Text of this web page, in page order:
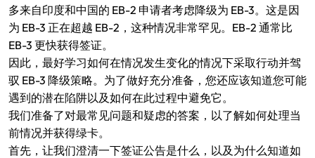
多来自印度和中国的 EB-2 申请者考虑降级为 EB-3。这是因
为 EB-3 正在超越 EB-2，这种情况非常罕见。EB-2 通常比
EB-3 更快获得签证。
因此，最好学习如何在情况发生变化的情况下采取行动并驾
驭 EB-3 降级策略。为了做好充分准备，您还应该知道您可能
遇到的潜在陷阱以及如何在此过程中避免它。
我们准备了对最常见问题和疑虑的答案，以了解如何处理当
前情况并获得绿卡。
首先，让我们澄清一下签证公告是什么，以及为什么知道如